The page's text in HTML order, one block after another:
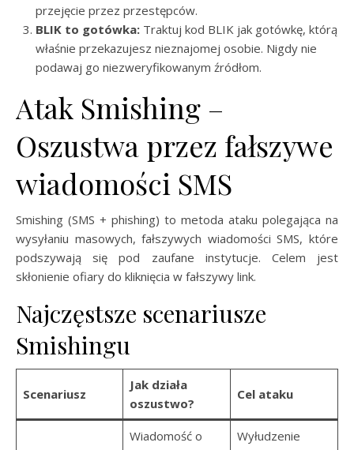
przejęcie przez przestępców.
BLIK to gotówka: Traktuj kod BLIK jak gotówkę, którą
właśnie przekazujesz nieznajomej osobie. Nigdy nie
podawaj go niezweryfikowanym źródłom.
Atak Smishing –
Oszustwa przez fałszywe
wiadomości SMS
Smishing (SMS + phishing) to metoda ataku polegająca na
wysyłaniu masowych, fałszywych wiadomości SMS, które
podszywają się pod zaufane instytucje. Celem jest
skłonienie ofiary do kliknięcia w fałszywy link.
Najczęstsze scenariusze
Smishingu
Scenariusz
Jak działa
oszustwo?
Cel ataku
Wiadomość o
Wyłudzenie